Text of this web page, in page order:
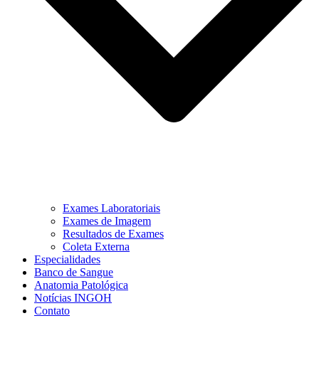
Exames Laboratoriais
Exames de Imagem
Resultados de Exames
Coleta Externa
Especialidades
Banco de Sangue
Anatomia Patológica
Notícias INGOH
Contato